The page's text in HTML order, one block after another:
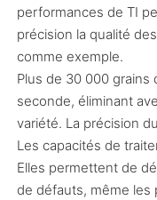
performances de TI
précision la qualité
comme exemple.
Plus de 30 000
seconde, éliminant
variété. La précision
Les capacités de
Elles permettent de
de défauts, même les